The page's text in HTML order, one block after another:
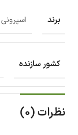
برند اسپرونی
کشور سازنده
نظرات (0)